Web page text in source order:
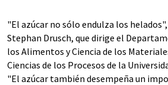
"El azúcar no sólo endulza los
Stephan Drusch, que dirige el
los Alimentos y Ciencia de los
Ciencias de los Procesos de la
"El azúcar también desempeña un